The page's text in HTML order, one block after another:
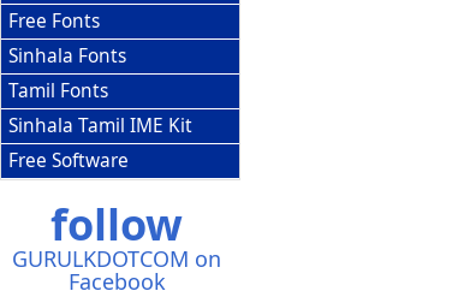
Free Fonts
Sinhala Fonts
Tamil Fonts
Sinhala Tamil IME Kit
Free Software
follow
GURULKDOTCOM on
Facebook